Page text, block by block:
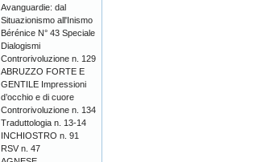
Avanguardie: dal
Situazionismo all'Inismo
Bérénice N° 43 Speciale
Dialogismi
Controrivoluzione n. 129
ABRUZZO FORTE E
GENTILE Impressioni
d’occhio e di cuore
Controrivoluzione n. 134
Traduttologia n. 13-14
INCHIOSTRO n. 91
RSV n. 47